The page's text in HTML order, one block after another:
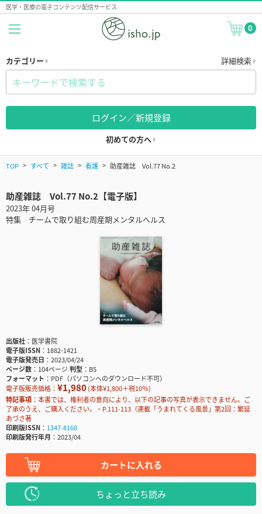
医学・医療の電子コンテンツ配信サービス
0
カテゴリー 詳細検索
ログイン／新規登録
初めての方へ
TOP すべて 雑誌 看護 助産雑誌 Vol.77 No.2
助産雑誌 Vol.77 No.2【電子版】
2023年 04月号
特集 チームで取り組む周産期メンタルへルス
出版社
医学書院
電子版ISSN
1882-1421
電子版発売日
2023/04/24
ページ数
104ページ判型
B5
フォーマット
PDF（パソコンへのダウンロード不可）
電子版販売価格： ¥1,980(本体¥1,800＋税10％)
特記事項
本書では、権利者の意向により、以下の記事の写真が表示できません。ご
了承のうえ、ご購入ください。・P.111-113（連載「うまれてくる風景」第2回：繁延
あづさ著
印刷版ISSN
1347-8168
印刷版発行年月
2023/04
カートに入れる
ちょっと立ち読み